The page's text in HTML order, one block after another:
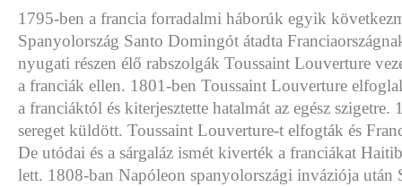
1795-ben a francia forradalmi háborúk egyik
Spanyolország Santo Domingót átadta
nyugati részen élő rabszolgák Toussaint Louverture
a franciák ellen. 1801-ben Toussaint Louverture
a franciáktól és kiterjesztette hatalmát az egész
sereget küldött. Toussaint Louverture-t elfogták és
De utódai és a sárgaláz ismét kiverték a franciákat
lett. 1808-ban Napóleon spanyolországi inváziója után